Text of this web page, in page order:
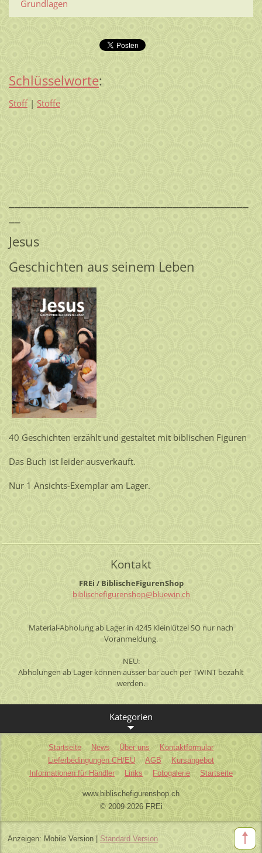
Grundlagen
Schlüsselworte:
Stoff | Stoffe
_________________________________________
__
Jesus
Geschichten aus seinem Leben
40 Geschichten erzählt und gestaltet mit biblischen Figuren
Das Buch ist leider ausverkauft.
Nur 1 Ansichts-Exemplar am Lager.
Kontakt
FREi / BiblischeFigurenShop
biblischefigurenshop@bluewin.ch
Material-Abholung ab Lager in 4245 Kleinlützel SO nur nach
Voranmeldung.
NEU:
Abholungen ab Lager können ausser bar auch per TWINT bezahlt
werden.
Kategorien
Startseite News Über uns
Kontaktformular
Lieferbedingungen CH/EU
AGB
Kursangebot
Informationen für Händler
Links Fotogalerie Startseite
www.biblischefigurenshop.ch
© 2009-2026 FREi
Anzeigen: Mobile Version| Standard Version